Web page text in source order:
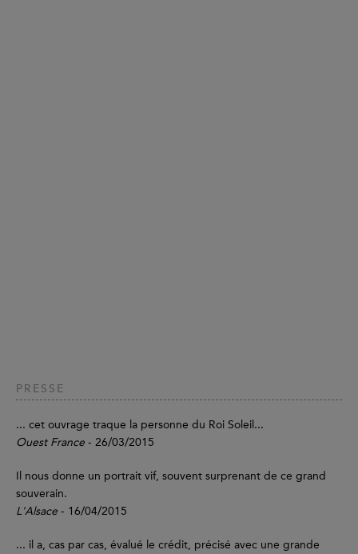
PRESSE
... cet ouvrage traque la personne du Roi Soleil...
Ouest France - 26/03/2015
Il nous donne un portrait vif, souvent surprenant de ce grand
souverain.
L'Alsace - 16/04/2015
... il a, cas par cas, évalué le crédit, précisé avec une grande